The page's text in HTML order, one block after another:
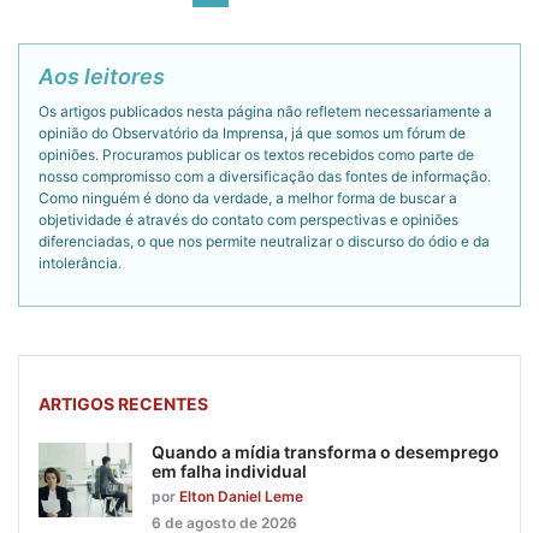
Aos leitores
Os artigos publicados nesta página não refletem necessariamente a
opinião do Observatório da Imprensa, já que somos um fórum de
opiniões. Procuramos publicar os textos recebidos como parte de
nosso compromisso com a diversificação das fontes de informação.
Como ninguém é dono da verdade, a melhor forma de buscar a
objetividade é através do contato com perspectivas e opiniões
diferenciadas, o que nos permite neutralizar o discurso do ódio e da
intolerância.
ARTIGOS RECENTES
Quando a mídia transforma o desemprego
em falha individual
por Elton Daniel Leme
6 de agosto de 2026